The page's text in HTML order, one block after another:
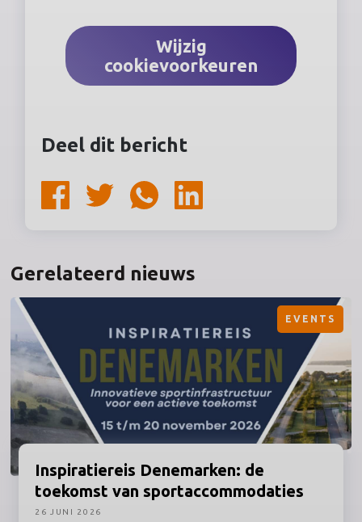
Wijzig
cookievoorkeuren
Deel dit bericht
Gerelateerd nieuws
Inspiratiereis Denemarken: de
toekomst van sportaccommodaties
EVENTS
26 JUNI 2026